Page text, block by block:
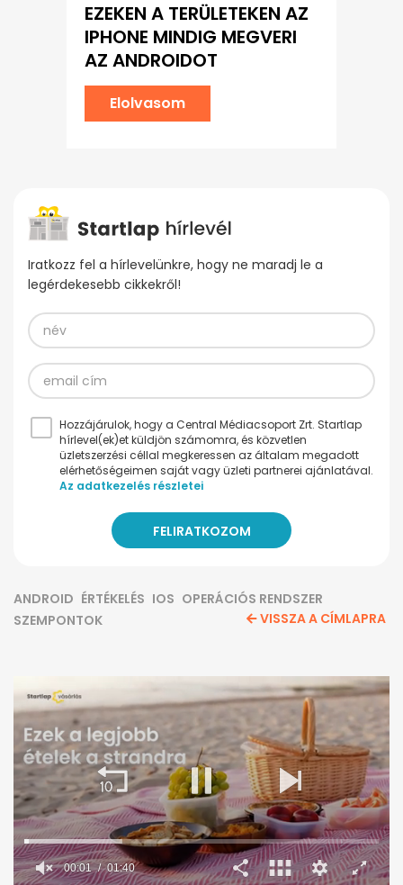
EZEKEN A TERÜLETEKEN AZ
IPHONE MINDIG MEGVERI
AZ ANDROIDOT
Elolvasom
Iratkozz fel a hírlevelünkre, hogy ne maradj le a
legérdekesebb cikkekről!
Hozzájárulok, hogy a Central Médiacsoport Zrt. Startlap
hírlevel(ek)et küldjön számomra, és közvetlen
üzletszerzési céllal megkeressen az általam megadott
elérhetőségeimen saját vagy üzleti partnerei ajánlatával.
Az adatkezelés részletei
ANDROID ÉRTÉKELÉS IOS OPERÁCIÓS RENDSZER
SZEMPONTOK
VISSZA A CÍMLAPRA
00:02 01:40